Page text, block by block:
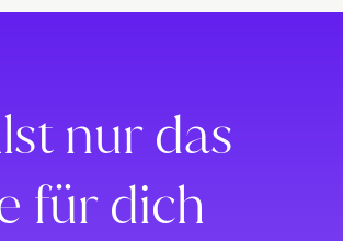
nur das
für dich